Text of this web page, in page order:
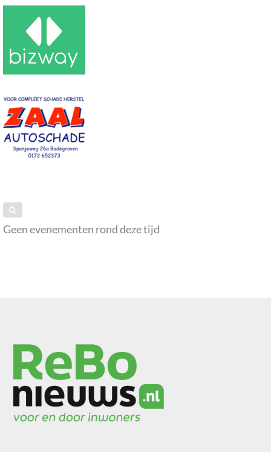
Geen evenementen rond deze tijd